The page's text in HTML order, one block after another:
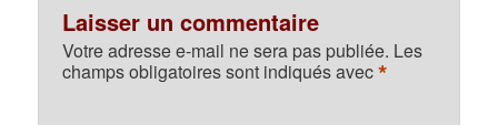
Laisser un commentaire
Votre adresse e-mail ne sera pas publiée. Les
champs obligatoires sont indiqués avec*